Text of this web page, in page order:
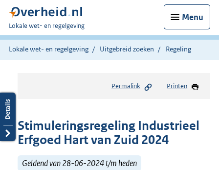
Menu
U
bent
hier:
Lokale wet- en regelgeving
Lokale wet- en regelgeving Uitgebreid zoeken Regeling
Permalink Printen
Stimuleringsregeling Industrieel
Erfgoed Hart van Zuid 2024
Geldend van 28-06-2024 t/m heden